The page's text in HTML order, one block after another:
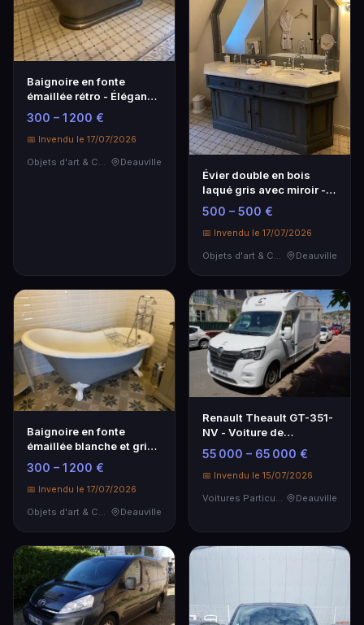
Baignoire en fonte
émaillée rétro - Élégance
intemporelle
300 – 1 200 €
📅 Invendu le 17/07/2026
Deauville
Évier double en bois
laqué gris avec miroir -
Élégance et
fonctionnalité
500 – 500 €
📅 Invendu le 17/07/2026
Objets d'art & Curiosités
Deauville
Baignoire en fonte
émaillée blanche et grise
- Élégance intemporelle
300 – 1 200 €
📅 Invendu le 17/07/2026
Deauville
Renault Theault GT-351-
NV - Voiture de
collection
55 000 – 65 000 €
📅 Invendu le 15/07/2026
Voitures Particulières
Deauville